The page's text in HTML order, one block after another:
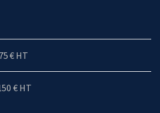
€ HT
€ HT